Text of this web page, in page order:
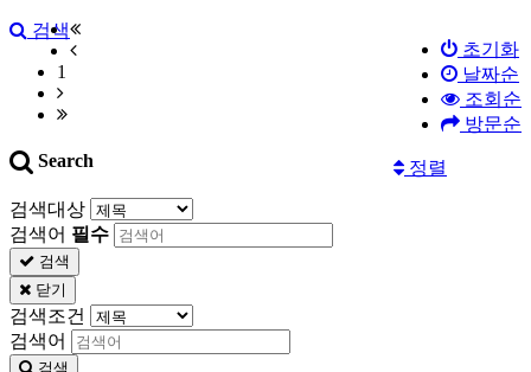
초기화
날짜순
조회순
방문순
정렬
검색
1
Search
검색대상
검색어 필수
검색
닫기
검색조건
검색어
검색